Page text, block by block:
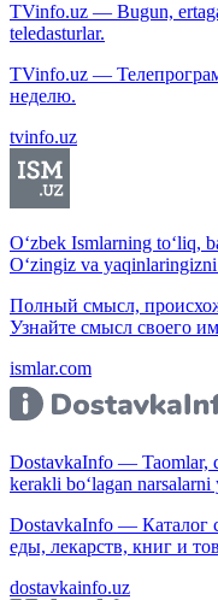
TVinfo.uz — Bugun,
teledasturlar.
TVinfo.uz —
неделю.
tvinfo.uz
O‘zbek Ismlarning to‘liq,
O‘zingiz va
Полный смысл,
Узнайте смысл своего
ismlar.com
DostavkaInfo — Taomlar,
kerakli bo‘lagan
DostavkaInfo — Каталог
еды, лекарств, книг и
dostavkainfo.uz